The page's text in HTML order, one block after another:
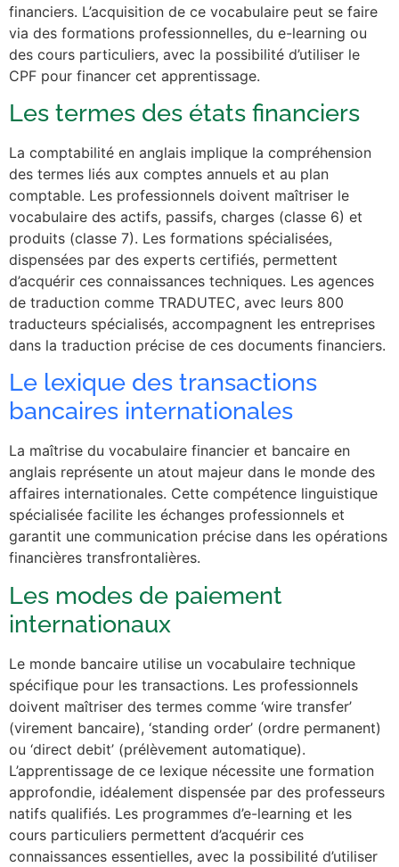
financiers. L’acquisition de ce vocabulaire peut se faire
via des formations professionnelles, du e-learning ou
des cours particuliers, avec la possibilité d’utiliser le
CPF pour financer cet apprentissage.
Les termes des états financiers
La comptabilité en anglais implique la compréhension
des termes liés aux comptes annuels et au plan
comptable. Les professionnels doivent maîtriser le
vocabulaire des actifs, passifs, charges (classe 6) et
produits (classe 7). Les formations spécialisées,
dispensées par des experts certifiés, permettent
d’acquérir ces connaissances techniques. Les agences
de traduction comme TRADUTEC, avec leurs 800
traducteurs spécialisés, accompagnent les entreprises
dans la traduction précise de ces documents financiers.
Le lexique des transactions
bancaires internationales
La maîtrise du vocabulaire financier et bancaire en
anglais représente un atout majeur dans le monde des
affaires internationales. Cette compétence linguistique
spécialisée facilite les échanges professionnels et
garantit une communication précise dans les opérations
financières transfrontalières.
Les modes de paiement
internationaux
Le monde bancaire utilise un vocabulaire technique
spécifique pour les transactions. Les professionnels
doivent maîtriser des termes comme ‘wire transfer’
(virement bancaire), ‘standing order’ (ordre permanent)
ou ‘direct debit’ (prélèvement automatique).
L’apprentissage de ce lexique nécessite une formation
approfondie, idéalement dispensée par des professeurs
natifs qualifiés. Les programmes d’e-learning et les
cours particuliers permettent d’acquérir ces
connaissances essentielles, avec la possibilité d’utiliser